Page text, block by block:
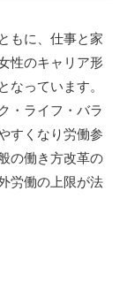
もに、仕事と家
性のキャリア形
なっています。
・ライフ・バラ
すくなり労働参
の働き方改革の
労働の上限が法